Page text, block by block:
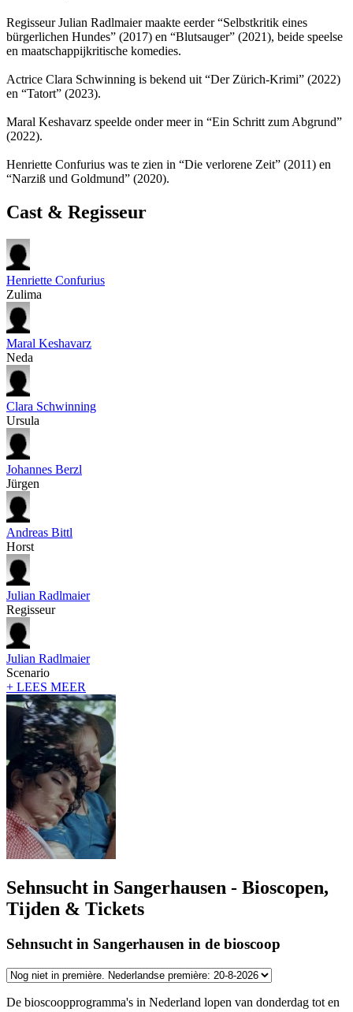
Regisseur Julian Radlmaier maakte eerder “Selbstkritik eines
bürgerlichen Hundes” (2017) en “Blutsauger” (2021), beide speelse
en maatschappijkritische komedies.
Actrice Clara Schwinning is bekend uit “Der Zürich-Krimi” (2022)
en “Tatort” (2023).
Maral Keshavarz speelde onder meer in “Ein Schritt zum Abgrund”
(2022).
Henriette Confurius was te zien in “Die verlorene Zeit” (2011) en
“Narziß und Goldmund” (2020).
Cast & Regisseur
Henriette Confurius
Zulima
Maral Keshavarz
Neda
Clara Schwinning
Ursula
Johannes Berzl
Jürgen
Andreas Bittl
Horst
Julian Radlmaier
Regisseur
Julian Radlmaier
Scenario
+ LEES MEER
Sehnsucht in Sangerhausen - Bioscopen,
Tijden & Tickets
Sehnsucht in Sangerhausen in de bioscoop
De bioscoopprogramma's in Nederland lopen van donderdag tot en